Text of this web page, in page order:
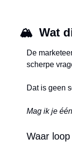
🏔️  Wat
De
scherpe
Dat is geen
Mag ik je
Waar